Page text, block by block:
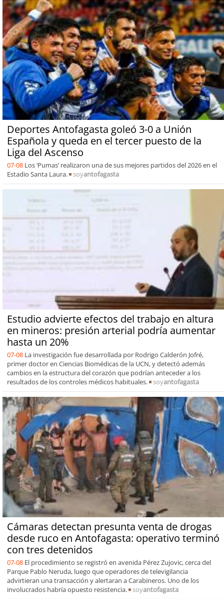
Deportes Antofagasta goleó 3-0 a Unión
Española y queda en el tercer puesto de la
Liga del Ascenso
07-08 Los ‘Pumas’ realizaron una de sus mejores partidos del 2026 en el
Estadio Santa Laura.
soyantofagasta
Estudio advierte efectos del trabajo en altura
en mineros: presión arterial podría aumentar
hasta un 20%
07-08 La investigación fue desarrollada por Rodrigo Calderón Jofré,
primer doctor en Ciencias Biomédicas de la UCN, y detectó además
cambios en la estructura del corazón que podrían anteceder a los
resultados de los controles médicos habituales.
soyantofagasta
Cámaras detectan presunta venta de drogas
desde ruco en Antofagasta: operativo terminó
con tres detenidos
07-08 El procedimiento se registró en avenida Pérez Zujovic, cerca del
Parque Pablo Neruda, luego que operadores de televigilancia
advirtieran una transacción y alertaran a Carabineros. Uno de los
involucrados habría opuesto resistencia.
soyantofagasta